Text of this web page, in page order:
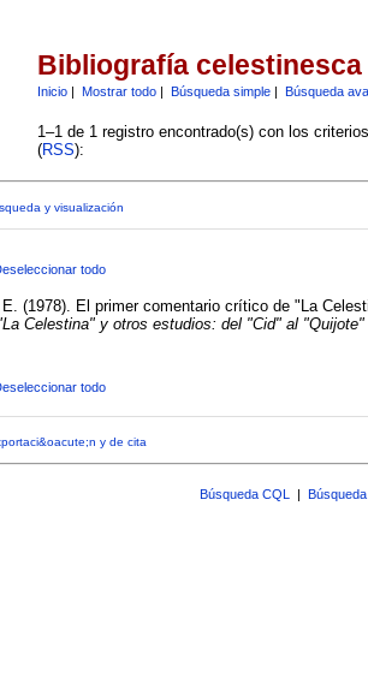
Bibliografía celestinesca
Inicio| Mostrar todo| Búsqueda simple| Búsqueda
1–1 de 1 registro encontrado(s) con los
(RSS):
y visualización
todo
E. (1978). El primer comentario crítico de "La
Celestina" y otros estudios: del "Cid" al "Quijote"
todo
y de cita
Búsqueda CQL |